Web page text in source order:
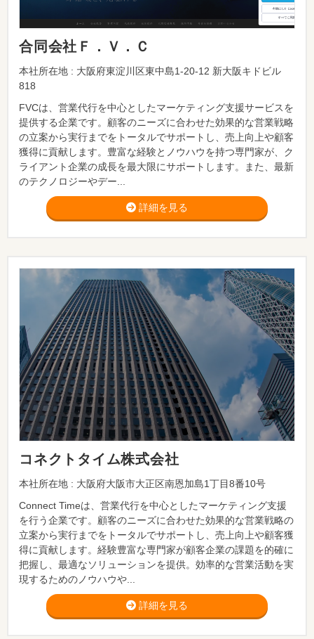
合同会社Ｆ．Ｖ．Ｃ
本社所在地 : 大阪府東淀川区東中島1-20-12 新大阪キドビル
818
FVCは、営業代行を中心としたマーケティング支援サービスを
提供する企業です。顧客のニーズに合わせた効果的な営業戦略
の立案から実行までをトータルでサポートし、売上向上や顧客
獲得に貢献します。豊富な経験とノウハウを持つ専門家が、ク
ライアント企業の成長を最大限にサポートします。また、最新
のテクノロジーやデー...
詳細を見る
コネクトタイム株式会社
本社所在地 : 大阪府大阪市大正区南恩加島1丁目8番10号
Connect Timeは、営業代行を中心としたマーケティング支援
を行う企業です。顧客のニーズに合わせた効果的な営業戦略の
立案から実行までをトータルでサポートし、売上向上や顧客獲
得に貢献します。経験豊富な専門家が顧客企業の課題を的確に
把握し、最適なソリューションを提供。効率的な営業活動を実
現するためのノウハウや...
詳細を見る